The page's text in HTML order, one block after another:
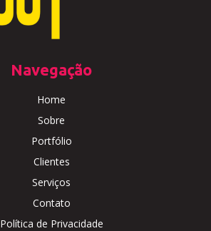
Navegação
Home
Sobre
Portfólio
Clientes
Serviços
Contato
Política de Privacidade